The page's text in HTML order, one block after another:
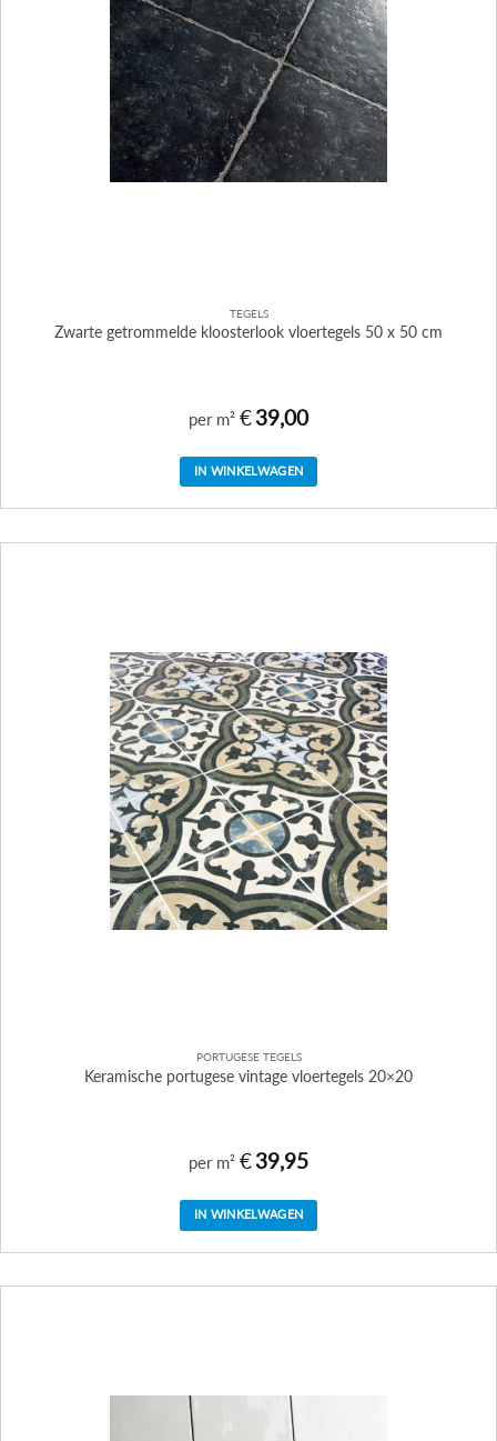
TEGELS
Zwarte getrommelde kloosterlook vloertegels 50 x 50 cm
per m² €39,00
IN WINKELWAGEN
PORTUGESE TEGELS
Keramische portugese vintage vloertegels 20×20
per m² €39,95
IN WINKELWAGEN